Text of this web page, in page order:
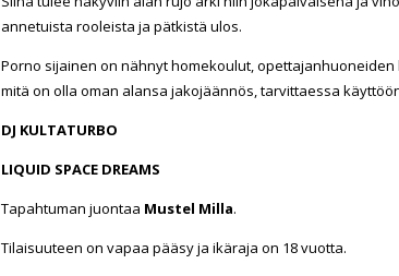
annetuista rooleista ja pätkistä ulos.
Porno sijainen on nähnyt homekoulut,
mitä on olla oman alansa jakojäännös, tarvittaessa
DJ KULTATURBO
LIQUID SPACE DREAMS
Tapahtuman juontaa Mustel Milla.
Tilaisuuteen on vapaa pääsy ja ikäraja on 18 vuotta.